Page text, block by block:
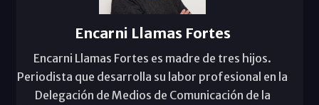
Encarni Llamas Fortes
Encarni Llamas Fortes es madre de tres hijos.
Periodista que desarrolla su labor profesional en la
Delegación de Medios de Comunicación de la